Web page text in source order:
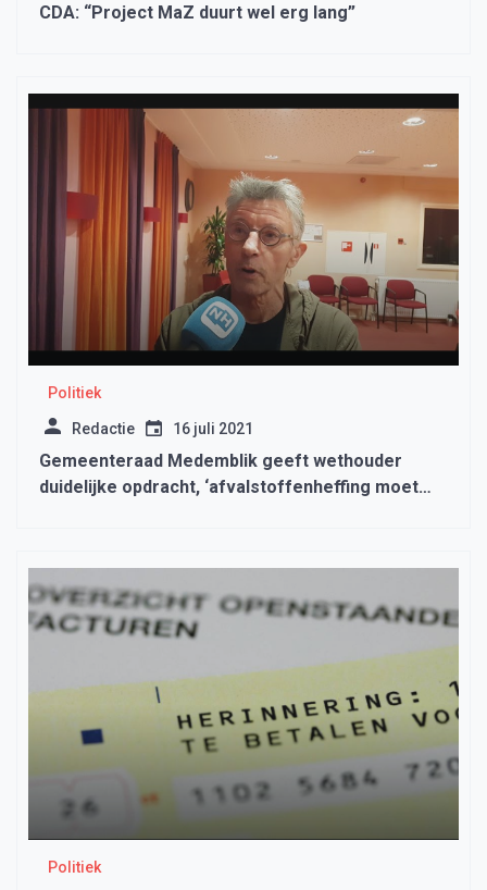
CDA: “Project MaZ duurt wel erg lang”
Politiek
Redactie 16 juli 2021
Gemeenteraad Medemblik geeft wethouder
duidelijke opdracht, ‘afvalstoffenheffing moet
Politiek